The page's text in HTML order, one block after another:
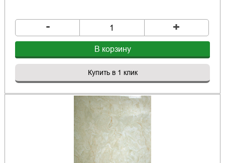
- +
В корзину
Купить в 1 клик